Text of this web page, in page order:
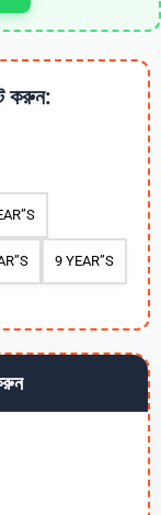
করুন:
9 YEAR”S